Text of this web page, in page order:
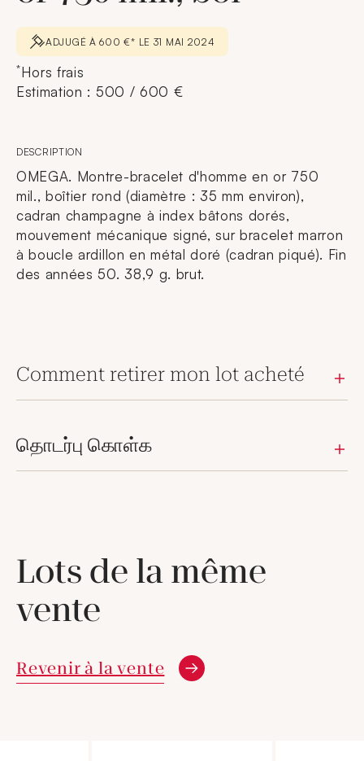
ADJUGÉ À 600 €* LE 31 MAI 2024
*Hors frais
Estimation : 500 / 600 €
DESCRIPTION
OMEGA. Montre-bracelet d'homme en or 750
mil., boîtier rond (diamètre : 35 mm environ),
cadran champagne à index bâtons dorés,
mouvement mécanique signé, sur bracelet marron
à boucle ardillon en métal doré (cadran piqué). Fin
des années 50. 38,9 g. brut.
Comment retirer mon lot acheté
தொடர்பு கொள்க
Lots de la même
vente
Revenir à la vente